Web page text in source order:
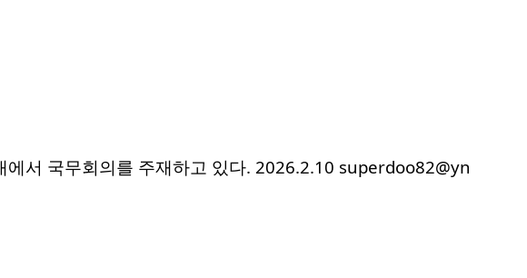
서 국무회의를 주재하고 있다. 2026.2.10 superdoo82@yn